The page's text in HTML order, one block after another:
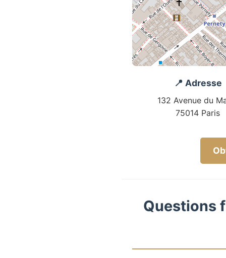
📍 Adresse
132 Avenue du
75014 Paris
Questions